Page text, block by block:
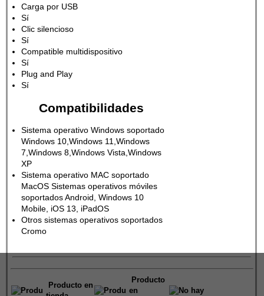
Carga por USB
Sí
Clic silencioso
Sí
Compatible multidispositivo
Sí
Plug and Play
Sí
Compatibilidades
Sistema operativo Windows soportado
Windows 10,Windows 11,Windows
7,Windows 8,Windows Vista,Windows
XP
Sistema operativo MAC soportado
MacOS Sistemas operativos móviles
soportados Android, Windows 10
Mobile, iOS 13, iPadOS
Otros sistemas operativos soportados
Cromo
Producto en
Producto
en